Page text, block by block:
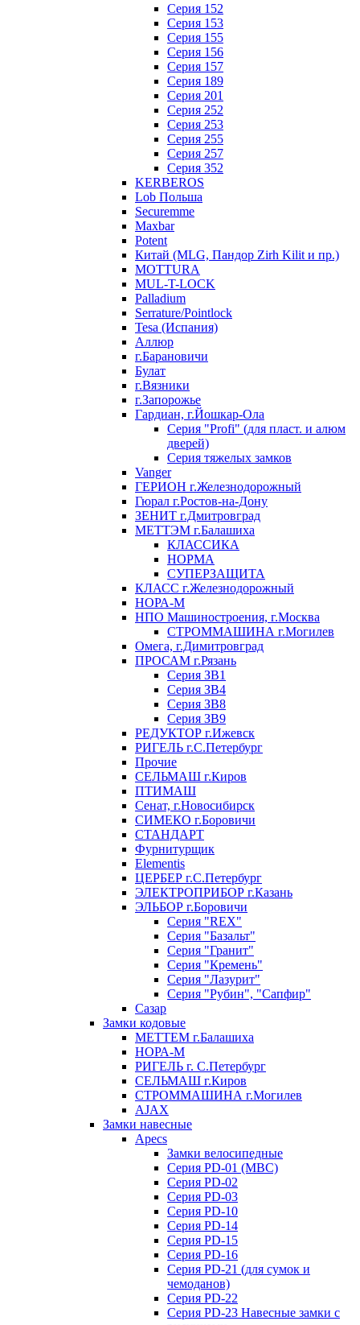
Серия 152
Серия 153
Серия 155
Серия 156
Серия 157
Серия 189
Серия 201
Серия 252
Серия 253
Серия 255
Серия 257
Серия 352
KERBEROS
Lob Польша
Securemme
Maxbar
Potent
Китай (MLG, Пандор Zirh Kilit и пр.)
MOTTURA
MUL-T-LOCK
Palladium
Serrature/Pointlock
Tesa (Испания)
Аллюр
г.Барановичи
Булат
г.Вязники
г.Запорожье
Гардиан, г.Йошкар-Ола
Серия "Profi" (для пласт. и алюм
дверей)
Серия тяжелых замков
Vanger
ГЕРИОН г.Железнодорожный
Гюрал г.Ростов-на-Дону
ЗЕНИТ г.Дмитровград
МЕТТЭМ г.Балашиха
КЛАССИКА
НОРМА
СУПЕРЗАЩИТА
КЛАСС г.Железнодорожный
НОРА-М
НПО Машиностроения, г.Москва
СТРОММАШИНА г.Могилев
Омега, г.Димитровград
ПРОСАМ г.Рязань
Серия ЗВ1
Серия ЗВ4
Серия ЗВ8
Серия ЗВ9
РЕДУКТОР г.Ижевск
РИГЕЛЬ г.С.Петербург
Прочие
СЕЛЬМАШ г.Киров
ПТИМАШ
Сенат, г.Новосибирск
СИМЕКО г.Боровичи
СТАНДАРТ
Фурнитурщик
Elementis
ЦЕРБЕР г.С.Петербург
ЭЛЕКТРОПРИБОР г.Казань
ЭЛЬБОР г.Боровичи
Серия "REX"
Серия "Базальт"
Серия "Гранит"
Серия "Кремень"
Серия "Лазурит"
Серия "Рубин", "Сапфир"
Сазар
Замки кодовые
МЕТТЕМ г.Балашиха
НОРА-М
РИГЕЛЬ г. С.Петербург
СЕЛЬМАШ г.Киров
СТРОММАШИНА г.Могилев
AJAX
Замки навесные
Apecs
Замки велосипедные
Серия PD-01 (МВС)
Серия PD-02
Серия PD-03
Серия PD-10
Серия PD-14
Серия PD-15
Серия PD-16
Серия PD-21 (для сумок и
чемоданов)
Серия PD-22
Серия PD-23 Навесные замки с